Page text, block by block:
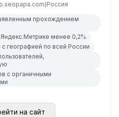
Россия
прохождением
менее 0,2%
географией по всей России
с органичными
на сайт